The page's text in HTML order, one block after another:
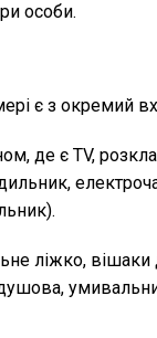
особи.
є з окремий
де є TV,
ліжко, вішаки